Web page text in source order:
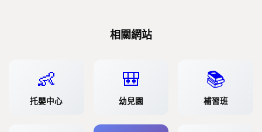
相關網站
👶
托嬰中心
🎒
幼兒園
📚
補習班